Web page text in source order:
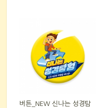
버튼_NEW 신나는 성경탐